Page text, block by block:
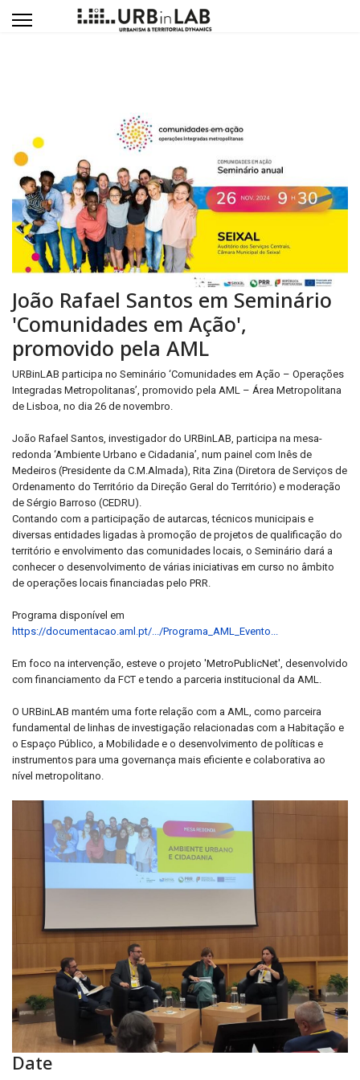
João Rafael Santos em Seminário
'Comunidades em Ação',
promovido pela AML
URBinLAB participa no Seminário ‘Comunidades em Ação – Operações
Integradas Metropolitanas’, promovido pela AML – Área Metropolitana
de Lisboa, no dia 26 de novembro.
João Rafael Santos, investigador do URBinLAB, participa na mesa-
redonda ‘Ambiente Urbano e Cidadania’, num painel com Inês de
Medeiros (Presidente da C.M.Almada), Rita Zina (Diretora de Serviços de
Ordenamento do Território da Direção Geral do Território) e moderação
de Sérgio Barroso (CEDRU).
Contando com a participação de autarcas, técnicos municipais e
diversas entidades ligadas à promoção de projetos de qualificação do
território e envolvimento das comunidades locais, o Seminário dará a
conhecer o desenvolvimento de várias iniciativas em curso no âmbito
de operações locais financiadas pelo PRR.
Programa disponível em
https://documentacao.aml.pt/.../Programa_AML_Evento...
Em foco na intervenção, esteve o projeto 'MetroPublicNet', desenvolvido
com financiamento da FCT e tendo a parceria institucional da AML.
O URBinLAB mantém uma forte relação com a AML, como parceira
fundamental de linhas de investigação relacionadas com a Habitação e
o Espaço Público, a Mobilidade e o desenvolvimento de políticas e
instrumentos para uma governança mais eficiente e colaborativa ao
nível metropolitano.
Date